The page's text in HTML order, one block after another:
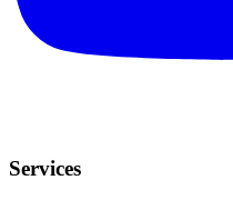
Services